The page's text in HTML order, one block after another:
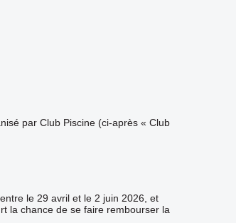
par Club Piscine (ci-après « Club
le 29 avril et le 2 juin 2026, et
la chance de se faire rembourser la